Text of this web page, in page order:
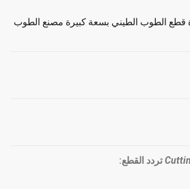
قطع الطوب الطيني بسعة كبيرة مصنع الطوب
تردد القطع: